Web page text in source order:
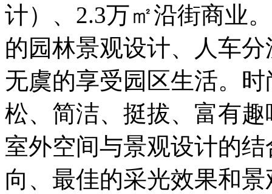
计）、2.3万㎡沿街商业
的园林景观设计、人车
无虞的享受园区生活。
松、简洁、挺拔、富有
室外空间与景观设计的
向、最佳的采光效果和